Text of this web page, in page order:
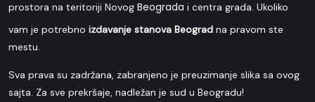
prostora na teritoriji Novog Beograda i centra grada. Ukoliko
vam je potrebno izdavanje stanova Beograd na pravom ste
mestu.
Sva prava su zadržana, zabranjeno je preuzimanje slika sa ovog
sajta. Za sve prekršaje, nadležan je sud u Beogradu!